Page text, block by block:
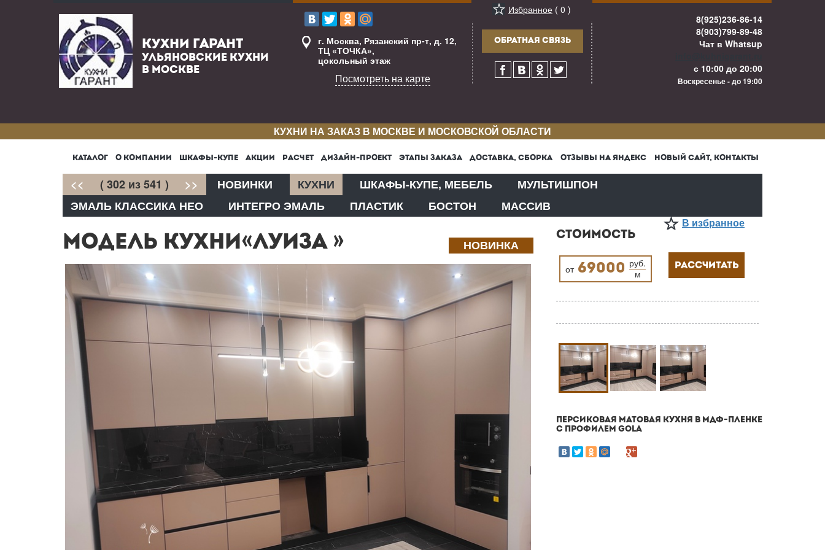
КУХНИ ГАРАНТ
УЛЬЯНОВСКИЕ КУХНИ
В МОСКВЕ
г. Москва, Рязанский пр-т, д. 12,
ТЦ «ТОЧКА»,
цокольный этаж
Посмотреть на карте
Избранное ( 0 )
ОБРАТНАЯ СВЯЗЬ
8(925)236-86-14
8(903)799-89-48
Чат в Whatsup
с 10:00 до 20:00
Воскресенье - до 19:00
КУХНИ НА ЗАКАЗ В МОСКВЕ И МОСКОВСКОЙ ОБЛАСТИ
КАТАЛОГ О КОМПАНИИ ШКАФЫ-КУПЕ АКЦИИ РАСЧЕТ ДИЗАЙН-ПРОЕКТ ЭТАПЫ ЗАКАЗА ДОСТАВКА, СБОРКА ОТЗЫВЫ НА ЯНДЕКС НОВЫЙ САЙТ, КОНТАКТЫ
<< ( 302 из 541 ) >> НОВИНКИ КУХНИ ШКАФЫ-КУПЕ, МЕБЕЛЬ
МУЛЬТИШПОН
ЭМАЛЬ КЛАССИКА НЕО
ИНТЕГРО ЭМАЛЬ ПЛАСТИК БОСТОН МАССИВ
НОВИНКА
МОДЕЛЬ КУХНИ«ЛУИЗА »
В избранное
СТОИМОСТЬ
от 69000 руб.
м
РАССЧИТАТЬ
ПЕРСИКОВАЯ МАТОВАЯ КУХНЯ В МДФ-ПЛЕНКЕ
С ПРОФИЛЕМ GOLA